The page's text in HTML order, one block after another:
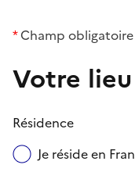
*Champ obligatoire
Votre
Résidence
Je réside en